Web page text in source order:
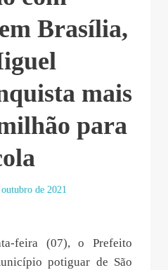
Brasília,
mais
para
de 2021
feira (07), o Prefeito
potiguar de São